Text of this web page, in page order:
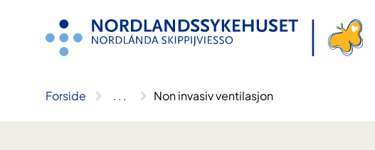
Forside .. . Non invasiv ventilasjon